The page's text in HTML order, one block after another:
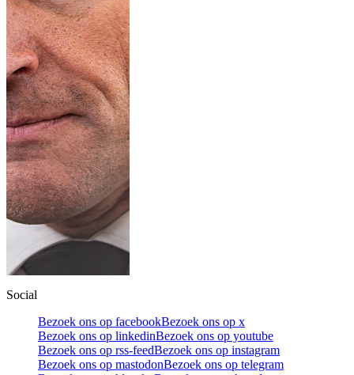
Social
Bezoek ons op facebookBezoek ons op x
Bezoek ons op linkedinBezoek ons op youtube
Bezoek ons op rss-feedBezoek ons op instagram
Bezoek ons op mastodonBezoek ons op telegram